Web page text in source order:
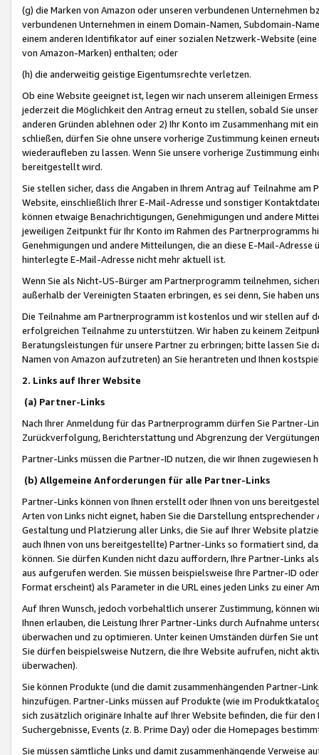
(g) die Marken von Amazon oder unseren verbundenen Unternehmen
verbundenen Unternehmen in einem Domain-Namen, Subdomain-
einem anderen Identifikator auf einer sozialen Netzwerk-Website
von Amazon-Marken) enthalten; oder
(h) die anderweitig geistige Eigentumsrechte verletzen.
Ob eine Website geeignet ist, legen wir nach unserem alleinigen
jederzeit die Möglichkeit den Antrag erneut zu stellen, sobald Sie
anderen Gründen ablehnen oder 2) Ihr Konto im Zusammenhang mit
schließen, dürfen Sie ohne unsere vorherige Zustimmung keinen
wiederaufleben zu lassen. Wenn Sie unsere vorherige Zustimmung
bereitgestellt wird.
Sie stellen sicher, dass die Angaben in Ihrem Antrag auf Teilnahme
Website, einschließlich Ihrer E-Mail-Adresse und sonstiger
können etwaige Benachrichtigungen, Genehmigungen und andere
jeweiligen Zeitpunkt für Ihr Konto im Rahmen des Partnerprogramms
Genehmigungen und andere Mitteilungen, die an diese E-Mail-
hinterlegte E-Mail-Adresse nicht mehr aktuell ist.
Wenn Sie als Nicht-US-Bürger am Partnerprogramm teilnehmen,
außerhalb der Vereinigten Staaten erbringen, es sei denn, Sie haben
Die Teilnahme am Partnerprogramm ist kostenlos und wir stellen auf
erfolgreichen Teilnahme zu unterstützen. Wir haben zu keinem
Beratungsleistungen für unsere Partner zu erbringen; bitte lassen Sie
Namen von Amazon aufzutreten) an Sie herantreten und Ihnen
2. Links auf Ihrer Website
(a) Partner-Links
Nach Ihrer Anmeldung für das Partnerprogramm dürfen Sie Partner-
Zurückverfolgung, Berichterstattung und Abgrenzung der
Partner-Links müssen die Partner-ID nutzen, die wir Ihnen zugewiesen
(b) Allgemeine Anforderungen für alle Partner-Links
Partner-Links können von Ihnen erstellt oder Ihnen von uns
Arten von Links nicht eignet, haben Sie die Darstellung
Gestaltung und Platzierung aller Links, die Sie auf Ihrer Website
auch Ihnen von uns bereitgestellte) Partner-Links so formatiert sind,
können. Sie dürfen Kunden nicht dazu auffordern, Ihre Partner-Links
aus aufgerufen werden. Sie müssen beispielsweise Ihre Partner-ID
Format erscheint) als Parameter in die URL eines jeden Links zu einer
Auf Ihren Wunsch, jedoch vorbehaltlich unserer Zustimmung, können
Ihnen erlauben, die Leistung Ihrer Partner-Links durch Aufnahme
überwachen und zu optimieren. Unter keinen Umständen dürfen Sie
Sie dürfen beispielsweise Nutzern, die Ihre Website aufrufen, nicht
überwachen).
Sie können Produkte (und die damit zusammenhängenden Partner-
hinzufügen. Partner-Links müssen auf Produkte (wie im
sich zusätzlich originäre Inhalte auf Ihrer Website befinden, die für
Suchergebnisse, Events (z. B. Prime Day) oder die Homepages
Sie müssen sämtliche Links und damit zusammenhängende